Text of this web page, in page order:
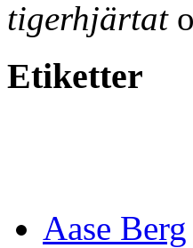
tigerhjärtat
Etiketter
Aase Berg